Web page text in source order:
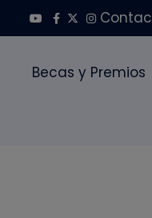
Becas y Premios